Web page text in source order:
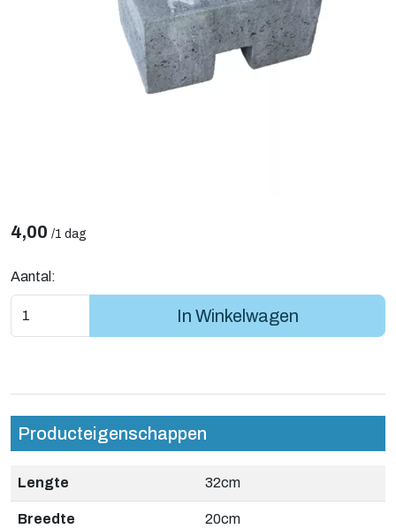
4,00 /1 dag
Aantal:
In Winkelwagen
Producteigenschappen
Lengte 32cm
Breedte 20cm